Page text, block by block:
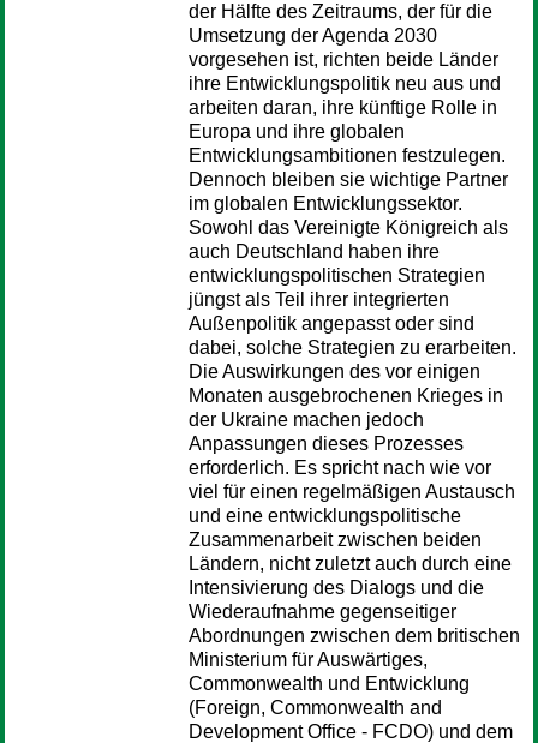
der Hälfte des Zeitraums, der für die
Umsetzung der Agenda 2030
vorgesehen ist, richten beide Länder
ihre Entwicklungspolitik neu aus und
arbeiten daran, ihre künftige Rolle in
Europa und ihre globalen
Entwicklungsambitionen festzulegen.
Dennoch bleiben sie wichtige Partner
im globalen Entwicklungssektor.
Sowohl das Vereinigte Königreich als
auch Deutschland haben ihre
entwicklungspolitischen Strategien
jüngst als Teil ihrer integrierten
Außenpolitik angepasst oder sind
dabei, solche Strategien zu erarbeiten.
Die Auswirkungen des vor einigen
Monaten ausgebrochenen Krieges in
der Ukraine machen jedoch
Anpassungen dieses Prozesses
erforderlich. Es spricht nach wie vor
viel für einen regelmäßigen Austausch
und eine entwicklungspolitische
Zusammenarbeit zwischen beiden
Ländern, nicht zuletzt auch durch eine
Intensivierung des Dialogs und die
Wiederaufnahme gegenseitiger
Abordnungen zwischen dem britischen
Ministerium für Auswärtiges,
Commonwealth und Entwicklung
(Foreign, Commonwealth and
Development Office - FCDO) und dem